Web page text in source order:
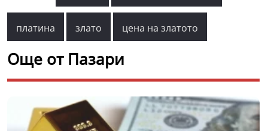
платина злато цена на златото
Още от Пазари